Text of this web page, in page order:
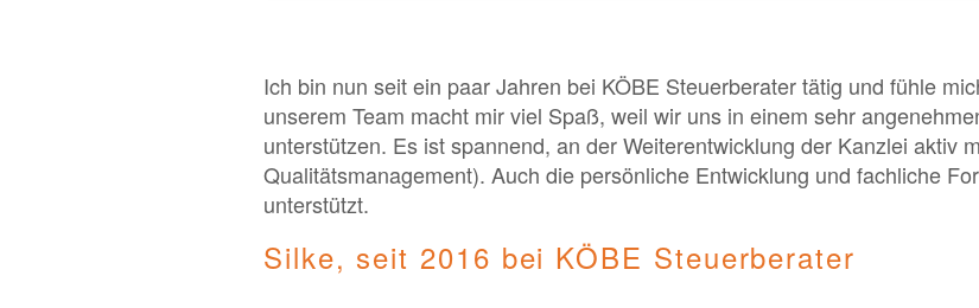
Ich bin nun seit ein paar Jahren bei KÖBE Steuerberater tätig und fühle
unserem Team macht mir viel Spaß, weil wir uns in einem sehr
unterstützen. Es ist spannend, an der Weiterentwicklung der Kanzlei aktiv
Qualitätsmanagement). Auch die persönliche Entwicklung und fachliche
unterstützt.
Silke, seit 2016 bei KÖBE Steuerberater